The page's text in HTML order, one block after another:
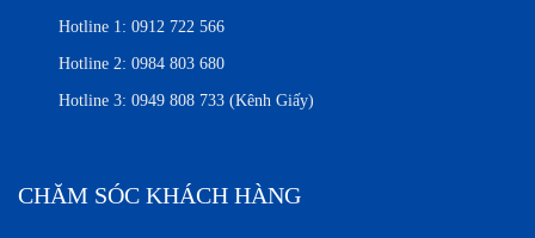
Hotline 1: 0912 722 566
Hotline 2: 0984 803 680
Hotline 3: 0949 808 733 (Kênh Giấy)
CHĂM SÓC KHÁCH HÀNG